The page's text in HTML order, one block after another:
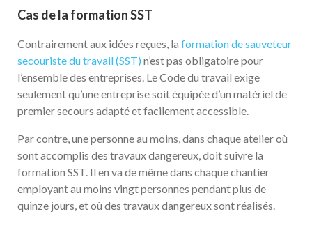
Cas de la formation SST
Contrairement aux idées reçues, la formation de sauveteur
secouriste du travail (SST) n’est pas obligatoire pour
l’ensemble des entreprises. Le Code du travail exige
seulement qu’une entreprise soit équipée d’un matériel de
premier secours adapté et facilement accessible.
Par contre, une personne au moins, dans chaque atelier où
sont accomplis des travaux dangereux, doit suivre la
formation SST. Il en va de même dans chaque chantier
employant au moins vingt personnes pendant plus de
quinze jours, et où des travaux dangereux sont réalisés.